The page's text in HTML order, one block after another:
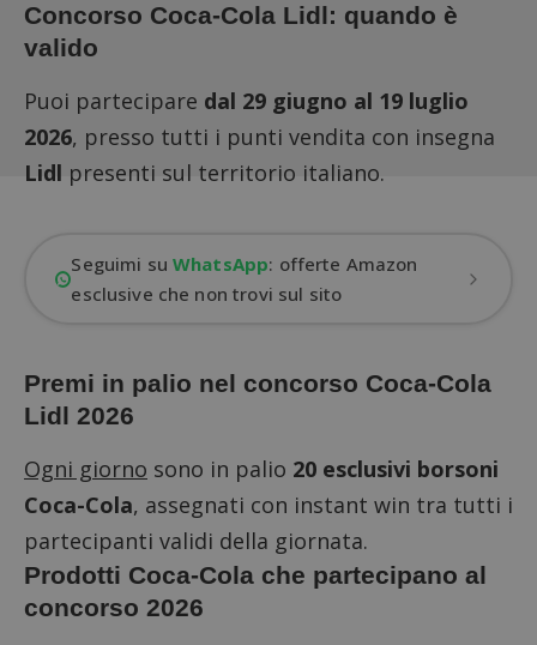
Concorso Coca-Cola Lidl: quando è
valido
Puoi partecipare dal 29 giugno al 19 luglio
2026, presso tutti i punti vendita con insegna
Lidl presenti sul territorio italiano.
Seguimi suWhatsApp: offerte Amazon
esclusive che non trovi sul sito
Premi in palio nel concorso Coca-Cola
Lidl 2026
Ogni giorno sono in palio 20 esclusivi borsoni
Coca-Cola, assegnati con instant win tra tutti i
partecipanti validi della giornata.
Prodotti Coca-Cola che partecipano al
concorso 2026